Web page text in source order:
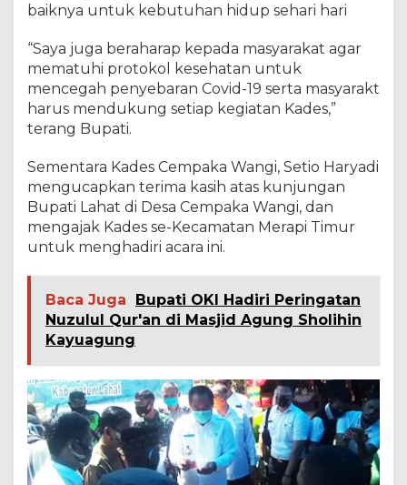
baiknya untuk kebutuhan hidup sehari hari
“Saya juga beraharap kepada masyarakat agar
mematuhi protokol kesehatan untuk
mencegah penyebaran Covid-19 serta masyarakt
harus mendukung setiap kegiatan Kades,”
terang Bupati.
Sementara Kades Cempaka Wangi, Setio Haryadi
mengucapkan terima kasih atas kunjungan
Bupati Lahat di Desa Cempaka Wangi, dan
mengajak Kades se-Kecamatan Merapi Timur
untuk menghadiri acara ini.
Baca Juga
Bupati OKI Hadiri Peringatan
Nuzulul Qur'an di Masjid Agung Sholihin
Kayuagung